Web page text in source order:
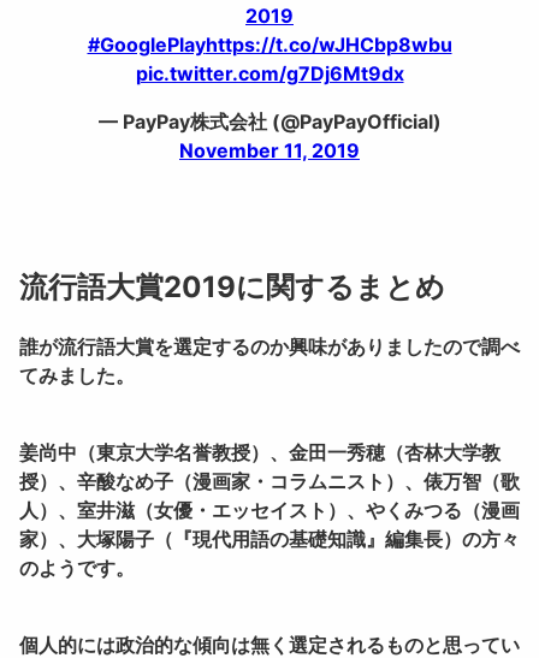
2019
#GooglePlayhttps://t.co/wJHCbp8wbu
pic.twitter.com/g7Dj6Mt9dx
— PayPay株式会社 (@PayPayOfficial)
November 11, 2019
流行語大賞2019に関するまとめ
誰が流行語大賞を選定するのか興味がありましたので調べ
てみました。
姜尚中（東京大学名誉教授）、金田一秀穂（杏林大学教
授）、辛酸なめ子（漫画家・コラムニスト）、俵万智（歌
人）、室井滋（女優・エッセイスト）、やくみつる（漫画
家）、大塚陽子（『現代用語の基礎知識』編集長）の方々
のようです。
個人的には政治的な傾向は無く選定されるものと思ってい